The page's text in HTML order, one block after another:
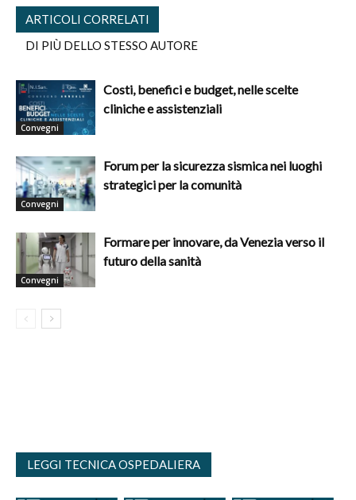
ARTICOLI CORRELATI
DI PIÙ DELLO STESSO AUTORE
Convegni
Costi, benefici e budget, nelle scelte
cliniche e assistenziali
Convegni
Forum per la sicurezza sismica nei luoghi
strategici per la comunità
Convegni
Formare per innovare, da Venezia verso il
futuro della sanità
LEGGI TECNICA OSPEDALIERA